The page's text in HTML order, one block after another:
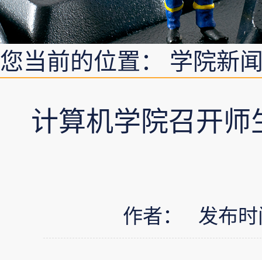
您当前的位置： 学院新
计算机学院召开
作者： 发布时